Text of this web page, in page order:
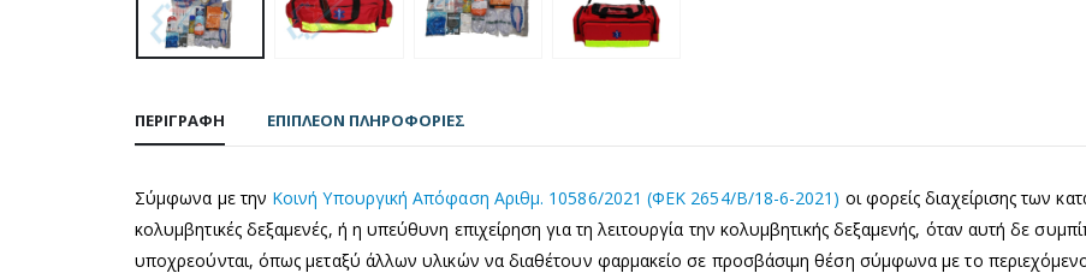
ΠΕΡΙΓΡΑΦΉ ΕΠΙΠΛΈΟΝ ΠΛΗΡΟΦΟΡΊΕΣ
Σύμφωνα με την Κοινή Υπουργική Απόφαση Αριθμ. 10586/2021 (ΦΕΚ 2654/Β/18-6-2021) οι φορείς διαχείρισης των
κολυμβητικές δεξαμενές, ή η υπεύθυνη επιχείρηση για τη λειτουργία την κολυμβητικής δεξαμενής, όταν αυτή δε
υποχρεούνται, όπως μεταξύ άλλων υλικών να διαθέτουν φαρμακείο σε προσβάσιμη θέση σύμφωνα με το